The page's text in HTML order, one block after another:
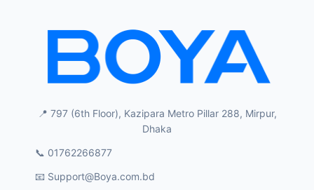
📍 797 (6th Floor), Kazipara Metro Pillar 288, Mirpur,
Dhaka
📞 01762266877
📧 Support@Boya.com.bd